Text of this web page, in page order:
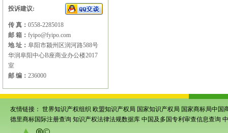
投诉建议:
传 真： 0558-2285018
邮 箱： fyipo@fyipo.com
地 址： 阜阳市颍州区润河路588号
华润阜阳中心B座商业办公楼2017
室
邮 编： 236000
友情链接： 世界知识产权组织 欧盟知识产权局 国家知识产权局 国家商标局中国
德里商标国际注册查询 知识产权法律法规数据库 中国及多国专利审查信息查询